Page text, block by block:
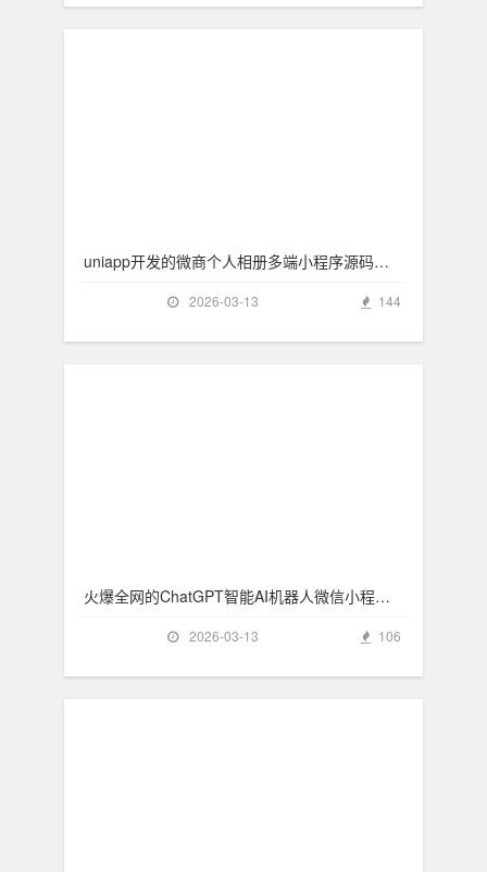
uniapp开发的微商个人相册多端小程序源码附教程
2026-03-13 144
火爆全网的ChatGPT智能AI机器人微信小程序源码
2026-03-13 106